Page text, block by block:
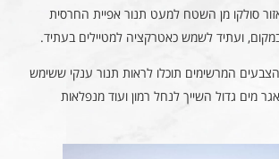
סולקו מן השטח למעט תנור אפיית החרסית
ועתיד לשמש כאטרקציה למטיילים בעתיד.
המרשימים תוכלו לראות תנור ענקי ששימש
מים גדול השייך לנחל רמון ועוד מנפלאות